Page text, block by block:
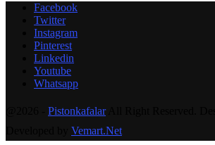
Facebook
Twitter
Instagram
Pinterest
Linkedin
Youtube
Whatsapp
PistonkafalarAll Right Reserved.
Vemart.Net